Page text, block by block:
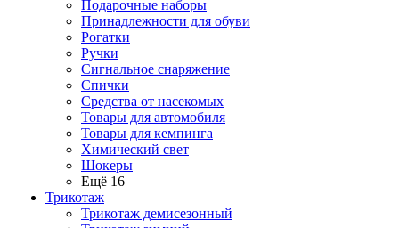
Подарочные наборы
Принадлежности для обуви
Рогатки
Ручки
Сигнальное снаряжение
Спички
Средства от насекомых
Товары для автомобиля
Товары для кемпинга
Химический свет
Шокеры
Ещё 16
Трикотаж
Трикотаж демисезонный